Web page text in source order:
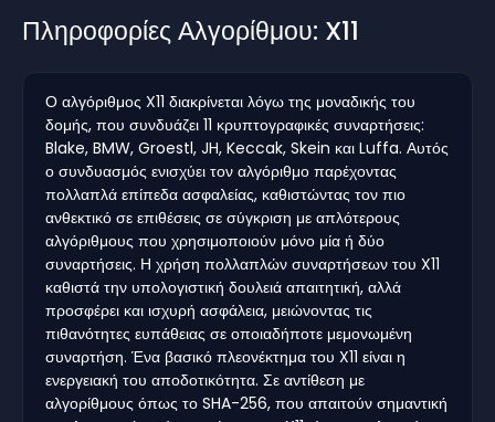
Πληροφορίες Αλγορίθμου: X11
Ο αλγόριθμος X11 διακρίνεται λόγω της μοναδικής του
δομής, που συνδυάζει 11 κρυπτογραφικές συναρτήσεις:
Blake, BMW, Groestl, JH, Keccak, Skein και Luffa. Αυτός
ο συνδυασμός ενισχύει τον αλγόριθμο παρέχοντας
πολλαπλά επίπεδα ασφαλείας, καθιστώντας τον πιο
ανθεκτικό σε επιθέσεις σε σύγκριση με απλότερους
αλγόριθμους που χρησιμοποιούν μόνο μία ή δύο
συναρτήσεις. Η χρήση πολλαπλών συναρτήσεων του X11
καθιστά την υπολογιστική δουλειά απαιτητική, αλλά
προσφέρει και ισχυρή ασφάλεια, μειώνοντας τις
πιθανότητες ευπάθειας σε οποιαδήποτε μεμονωμένη
συναρτήση. Ένα βασικό πλεονέκτημα του X11 είναι η
ενεργειακή του αποδοτικότητα. Σε αντίθεση με
αλγορίθμους όπως το SHA-256, που απαιτούν σημαντική